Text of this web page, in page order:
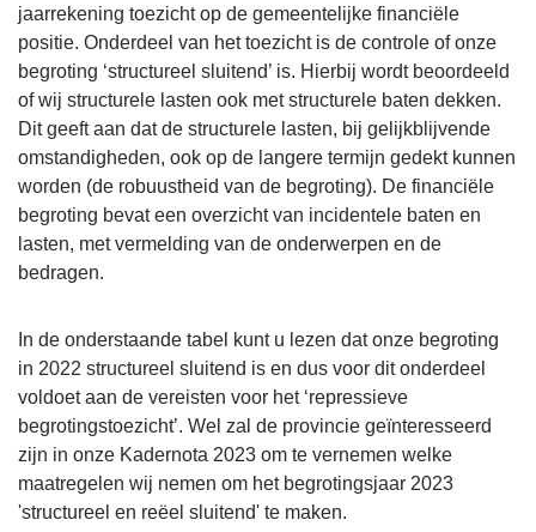
Financieel
beeld
Provincie
en
toezicht
jaarrekening toezicht op de gemeentelijke financiële
positie. Onderdeel van het toezicht is de controle of onze
begroting ‘structureel sluitend’ is. Hierbij wordt beoordeeld
of wij structurele lasten ook met structurele baten dekken.
Dit geeft aan dat de structurele lasten, bij gelijkblijvende
omstandigheden, ook op de langere termijn gedekt kunnen
worden (de robuustheid van de begroting). De financiële
begroting bevat een overzicht van incidentele baten en
lasten, met vermelding van de onderwerpen en de
bedragen.
In de onderstaande tabel kunt u lezen dat onze begroting
in 2022 structureel sluitend is en dus voor dit onderdeel
voldoet aan de vereisten voor het ‘repressieve
begrotingstoezicht’. Wel zal de provincie geïnteresseerd
zijn in onze Kadernota 2023 om te vernemen welke
maatregelen wij nemen om het begrotingsjaar 2023
'structureel en reëel sluitend' te maken.